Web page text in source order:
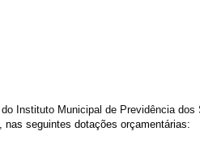
do Instituto Municipal de Previdência
, nas seguintes dotações orçamentárias: